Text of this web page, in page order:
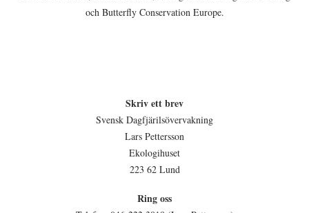
och Butterfly Conservation Europe.
Skriv ett brev
Svensk Dagfjärilsövervakning
Lars Pettersson
Ekologihuset
223 62 Lund
Ring oss